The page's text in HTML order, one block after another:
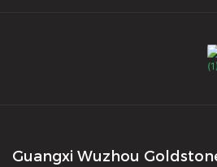
Guangxi Wuzhou